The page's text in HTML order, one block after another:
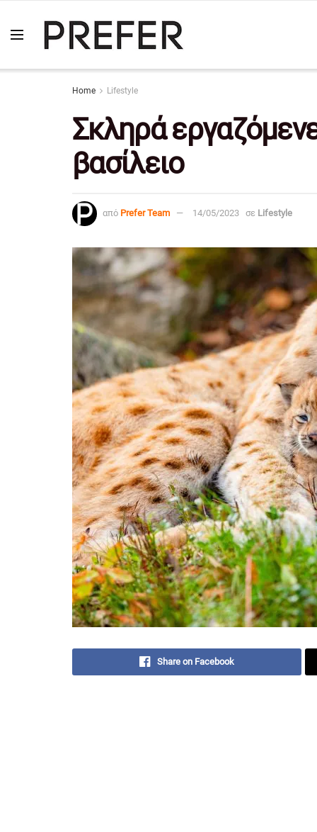
Home Lifestyle
Σκληρά
βασίλειο
από Prefer Team 14/05/2023 σε Lifestyle
Share on Facebook